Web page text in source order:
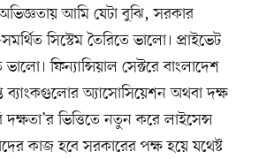
আমি যেটা বুঝি, সরকার
সিস্টেম তৈরিতে ভালো। প্রাইভেট
ফিন্যান্সিয়াল সেক্টরে বাংলাদেশ
ব্যাংকগুলোর অ্যাসোসিয়েশন অথবা দক্ষ
দক্ষতা’র ভিত্তিতে নতুন করে লাইসেন্স
কাজ হবে সরকারের পক্ষ হয়ে যথেষ্ট